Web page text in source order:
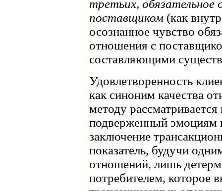
третьих, обязательное
поставщиком (как
осознанное чувство
отношения с
составляющими
Удовлетворенность
как синоним качества
методу
подверженный эмоциям
заключение
показатель, будучи
отношений, лишь
потребителем, которое